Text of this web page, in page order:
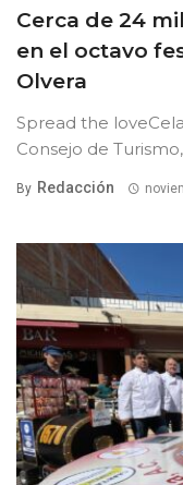
Cerca de 24
en el octavo
Olvera
Spread the
Consejo de
By Redacción